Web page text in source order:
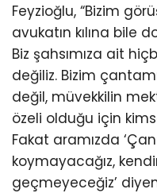
Feyzioğlu, “Bizim
avukatın kılına bile
Biz şahsımıza ait
değiliz. Bizim
değil, müvekkilin
özeli olduğu için
Fakat aramızda
koymayacağız,
geçmeyeceğiz’